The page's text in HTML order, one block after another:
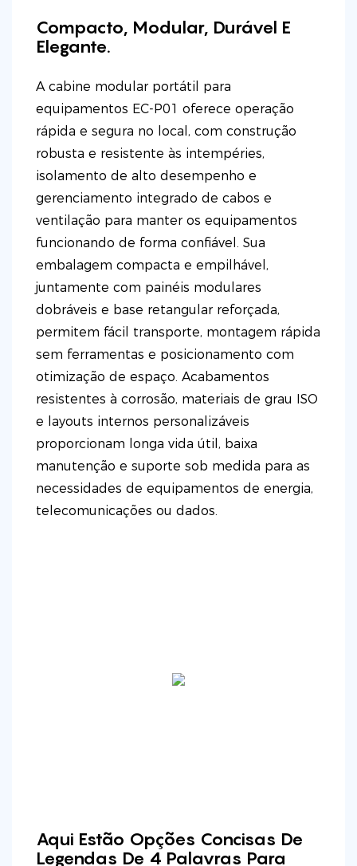
Compacto, Modular, Durável E
Elegante.
A cabine modular portátil para
equipamentos EC-P01 oferece operação
rápida e segura no local, com construção
robusta e resistente às intempéries,
isolamento de alto desempenho e
gerenciamento integrado de cabos e
ventilação para manter os equipamentos
funcionando de forma confiável. Sua
embalagem compacta e empilhável,
juntamente com painéis modulares
dobráveis ​​e base retangular reforçada,
permitem fácil transporte, montagem rápida
sem ferramentas e posicionamento com
otimização de espaço. Acabamentos
resistentes à corrosão, materiais de grau ISO
e layouts internos personalizáveis ​​
proporcionam longa vida útil, baixa
manutenção e suporte sob medida para as
necessidades de equipamentos de energia,
telecomunicações ou dados.
Aqui Estão Opções Concisas De
Legendas De 4 Palavras Para